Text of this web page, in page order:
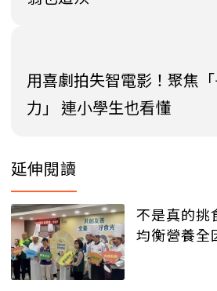
用喜劇拍失智電影！聚焦
力」 連小學生也看懂
延伸閱讀
不是真的挑
均衡營養全